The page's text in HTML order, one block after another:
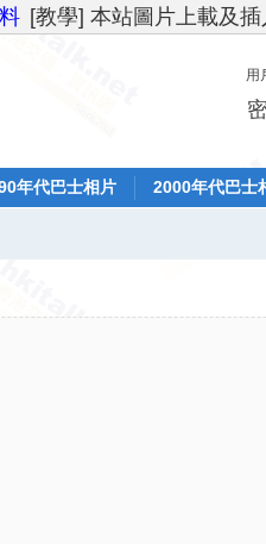
[教學] 本站圖片上載及
用
年代巴士相片 2000年代巴士